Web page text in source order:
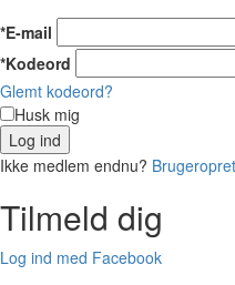
*E-mail
*Kodeord
Glemt kodeord?
Husk mig
Log ind
Ikke medlem endnu?
Tilmeld dig
Log ind med Facebook